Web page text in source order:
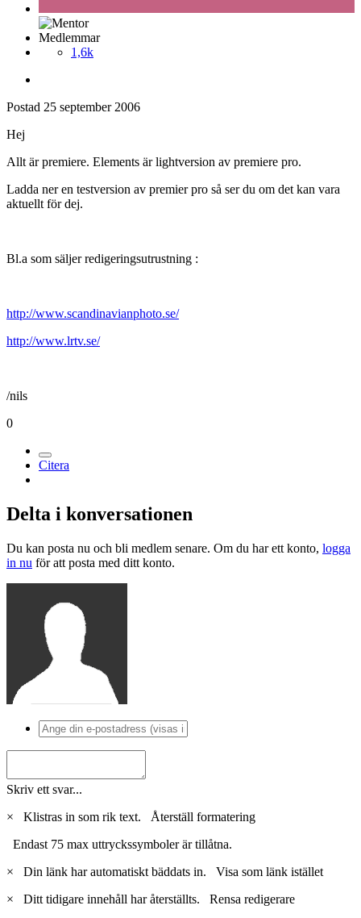
Medlemmar
1,6k
Postad 25 september 2006
Hej
Allt är premiere. Elements är lightversion av premiere pro.
Ladda ner en testversion av premier pro så ser du om det kan vara
aktuellt för dej.
Bl.a som säljer redigeringsutrustning :
http://www.scandinavianphoto.se/
http://www.lrtv.se/
/nils
0
Citera
Delta i konversationen
Du kan posta nu och bli medlem senare. Om du har ett konto, logga
in nu för att posta med ditt konto.
Skriv ett svar...
×
Klistras in som rik text. Återställ formatering
Endast 75 max uttryckssymboler är tillåtna.
×
Din länk har automatiskt bäddats in. Visa som länk istället
×
Ditt tidigare innehåll har återställts. Rensa redigerare